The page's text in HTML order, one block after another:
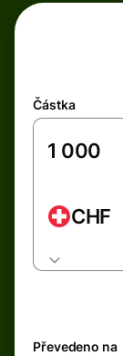
Částka
CHF
Převedeno na